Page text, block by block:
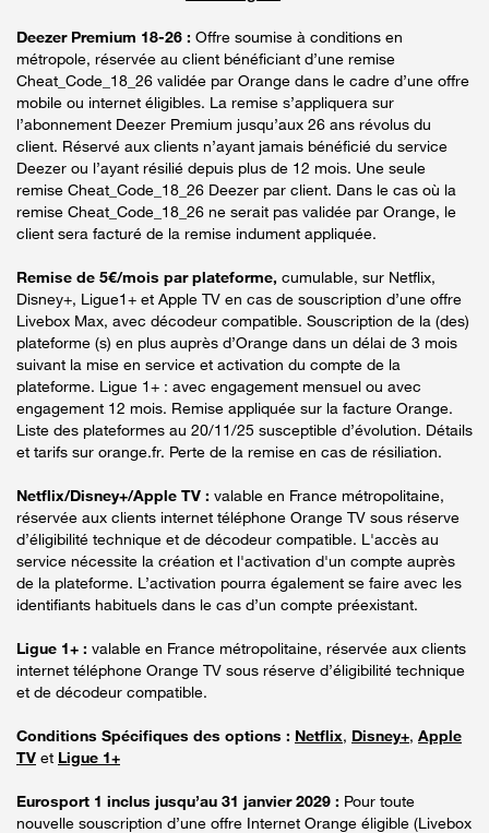
Deezer Premium 18-26 : Offre soumise à conditions en
métropole, réservée au client bénéficiant d’une remise
Cheat_Code_18_26 validée par Orange dans le cadre d’une offre
mobile ou internet éligibles. La remise s’appliquera sur
l’abonnement Deezer Premium jusqu’aux 26 ans révolus du
client. Réservé aux clients n’ayant jamais bénéficié du service
Deezer ou l’ayant résilié depuis plus de 12 mois. Une seule
remise Cheat_Code_18_26 Deezer par client. Dans le cas où la
remise Cheat_Code_18_26 ne serait pas validée par Orange, le
client sera facturé de la remise indument appliquée.
Remise de 5€/mois par plateforme, cumulable, sur Netflix,
Disney+, Ligue1+ et Apple TV en cas de souscription d’une offre
Livebox Max, avec décodeur compatible. Souscription de la (des)
plateforme (s) en plus auprès d’Orange dans un délai de 3 mois
suivant la mise en service et activation du compte de la
plateforme. Ligue 1+ : avec engagement mensuel ou avec
engagement 12 mois. Remise appliquée sur la facture Orange.
Liste des plateformes au 20/11/25 susceptible d’évolution. Détails
et tarifs sur orange.fr. Perte de la remise en cas de résiliation.
Netflix/Disney+/Apple TV : valable en France métropolitaine,
réservée aux clients internet téléphone Orange TV sous réserve
d’éligibilité technique et de décodeur compatible. L'accès au
service nécessite la création et l'activation d'un compte auprès
de la plateforme. L’activation pourra également se faire avec les
identifiants habituels dans le cas d’un compte préexistant.
Ligue 1+ : valable en France métropolitaine, réservée aux clients
internet téléphone Orange TV sous réserve d’éligibilité technique
et de décodeur compatible.
Conditions Spécifiques des options : Netflix, Disney+, Apple
TV et Ligue 1+
Eurosport 1 inclus jusqu’au 31 janvier 2029 : Pour toute
nouvelle souscription d’une offre Internet Orange éligible (Livebox